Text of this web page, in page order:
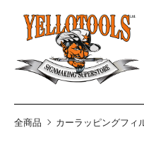
重要なおしらせ
全商品 カーラッピングフィ